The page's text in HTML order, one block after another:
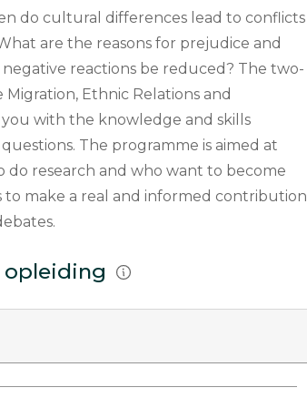
do cultural differences lead to conflicts
are the reasons for prejudice and
reactions be reduced? The two-
Ethnic Relations and
with the knowledge and skills
The programme is aimed at
do research and who want to become
to make a real and informed contribution
opleiding